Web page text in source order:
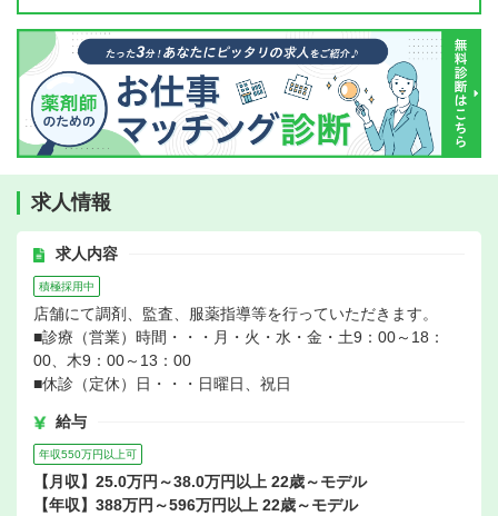
求人情報
求人内容
積極採用中
店舗にて調剤、監査、服薬指導等を行っていただきます。
■診療（営業）時間・・・月・火・水・金・土9：00～18：
00、木9：00～13：00
■休診（定休）日・・・日曜日、祝日
給与
年収550万円以上可
【月収】25.0万円～38.0万円以上 22歳～モデル
【年収】388万円～596万円以上 22歳～モデル